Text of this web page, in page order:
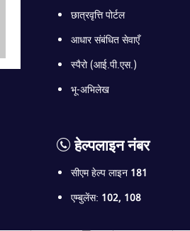
घाट, नर्मदा नदी डमरू घाटी, गाडरवारा
छात्रवृत्ति पोर्टल
आधार संबंधित सेवाएँ
स्पैरो (आई.पी.एस.)
भू-अभिलेख
हेल्पलाइन नंबर
सीएम हेल्प लाइन 181
एम्बुलेंस: 102, 108